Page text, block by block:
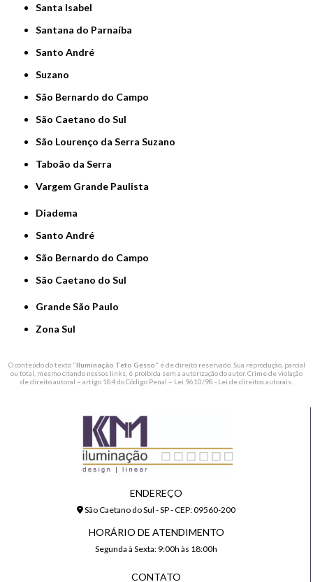
Santa Isabel
Santana do Parnaíba
Santo André
Suzano
São Bernardo do Campo
São Caetano do Sul
São Lourenço da Serra Suzano
Taboão da Serra
Vargem Grande Paulista
Diadema
Santo André
São Bernardo do Campo
São Caetano do Sul
Grande São Paulo
Zona Sul
O conteúdo do texto "Iluminação Teto Gesso" é de direito reservado. Sua reprodução, parcial
ou total, mesmo citando nossos links, é proibida sem a autorização do autor. Crime de violação
de direito autoral – artigo 184 do Código Penal – Lei 9610/98 - Lei de direitos autorais
ENDEREÇO
São Caetano do Sul - SP - CEP: 09560-200
HORÁRIO DE ATENDIMENTO
Segunda à Sexta: 9:00h às 18:00h
CONTATO